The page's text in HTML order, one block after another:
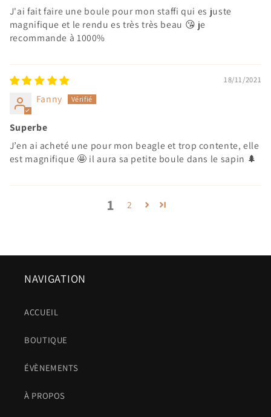
J'ai fait faire une boule pour mon staffi qui es juste
magnifique et le rendu es très très beau 😘 je
recommande à 1000%
18/11/2021
Fanny
Superbe
J’en ai acheté une pour mon beagle et trop contente, elle
est magnifique 🤩 il aura sa petite boule dans le sapin 🌲
1 2
NAVIGATION
ACCUEIL
BOUTIQUE
ÉVÈNEMENTS
À PROPOS